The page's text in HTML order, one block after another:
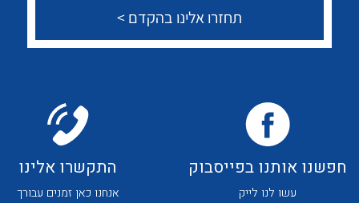
לכל מוצרי היצרן לכל מוצרי היצרן
חפשנו אותנו בפייסבוק
עשו לנו לייק
התקשרו אלינו
אנחנו כאן זמנים עבורך